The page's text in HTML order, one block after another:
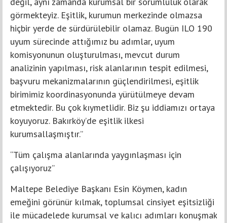
görmekteyiz. Eşitlik, kurumun merkezinde olmazsa
hiçbir yerde de sürdürülebilir olamaz. Bugün ILO 190
uyum sürecinde attığımız bu adımlar, uyum
komisyonunun oluşturulması, mevcut durum
analizinin yapılması, risk alanlarının tespit edilmesi,
başvuru mekanizmalarının güçlendirilmesi, eşitlik
birimimiz koordinasyonunda yürütülmeye devam
etmektedir. Bu çok kıymetlidir. Biz şu iddiamızı ortaya
koyuyoruz. Bakırköy’de eşitlik ilkesi
kurumsallaşmıştır.”
“Tüm çalışma alanlarında yaygınlaşması için
çalışıyoruz”
Maltepe Belediye Başkanı Esin Köymen, kadın
emeğini görünür kılmak, toplumsal cinsiyet eşitsizliği
ile mücadelede kurumsal ve kalıcı adımları konuşmak